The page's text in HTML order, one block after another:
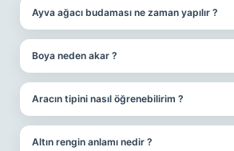
Ayva ağacı budaması ne zaman yapılır ?
Boya neden akar ?
Aracın tipini nasıl öğrenebilirim ?
Altın rengin anlamı nedir ?